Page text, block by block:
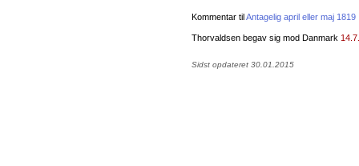
Kommentar tilAntagelig april eller maj 1819
Thorvaldsen begav sig mod Danmark
Sidst opdateret 30.01.2015